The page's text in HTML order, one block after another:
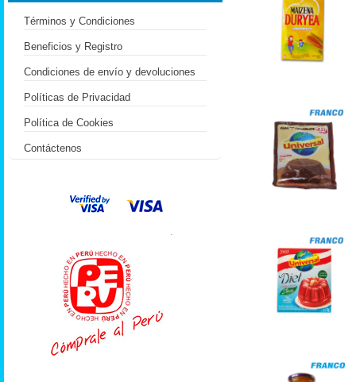
Términos y Condiciones
Beneficios y Registro
Condiciones de envío y devoluciones
Políticas de Privacidad
Política de Cookies
Contáctenos
.